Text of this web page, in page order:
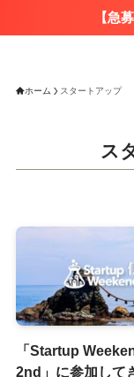
【急
ホーム スタートアップ
ス
「Startup
2nd」に参加して